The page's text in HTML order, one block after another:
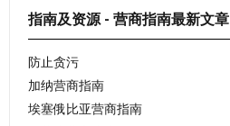
指南及资源 - 营商指南最新文章
防止贪污
加纳营商指南
埃塞俄比亚营商指南